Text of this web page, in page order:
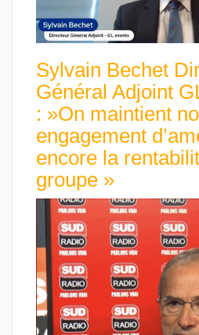
Sylvain Bechet
Général Adjoint
: »On maintient
engagement
encore la
groupe »